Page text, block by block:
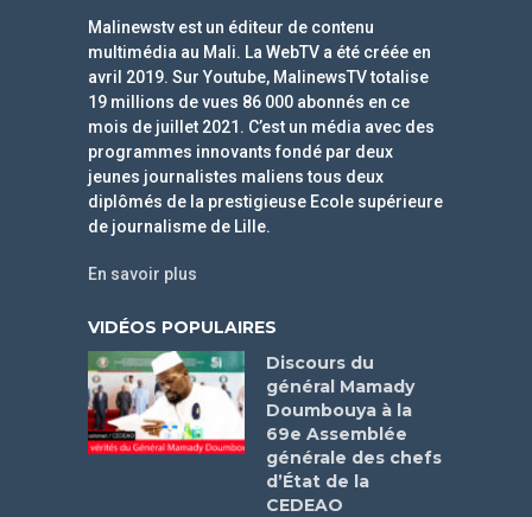
Malinewstv est un éditeur de contenu
multimédia au Mali. La WebTV a été créée en
avril 2019. Sur Youtube, MalinewsTV totalise
19 millions de vues 86 000 abonnés en ce
mois de juillet 2021. C’est un média avec des
programmes innovants fondé par deux
jeunes journalistes maliens tous deux
diplômés de la prestigieuse Ecole supérieure
de journalisme de Lille.
En savoir plus
VIDÉOS POPULAIRES
Discours du
général Mamady
Doumbouya à la
69e Assemblée
générale des chefs
d’État de la
CEDEAO